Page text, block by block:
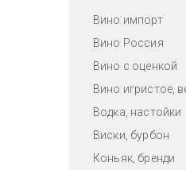
Вино импорт
Вино Россия
Вино с оценкой
Вино игристое,
Водка, настойки
Виски, бурбон
Коньяк, бренди